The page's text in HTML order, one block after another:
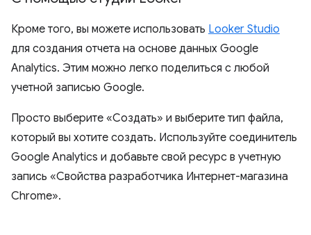
Кроме того, вы можете использовать Looker Studio
для создания отчета на основе данных Google
Analytics. Этим можно легко поделиться с любой
учетной записью Google.
Просто выберите «Создать» и выберите тип файла,
который вы хотите создать. Используйте соединитель
Google Analytics и добавьте свой ресурс в учетную
запись «Свойства разработчика Интернет-магазина
Chrome».